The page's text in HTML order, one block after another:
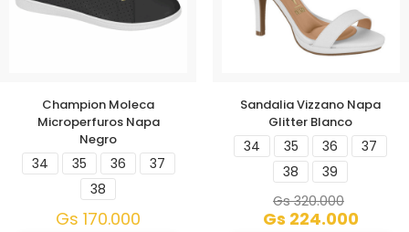
Champion Moleca
Microperfuros Napa
Negro
34 35 36
37
38
Gs 170.000
Sandalia Vizzano Napa
Glitter Blanco
34 35 36
37
38
39
Gs320.000
Gs 224.000